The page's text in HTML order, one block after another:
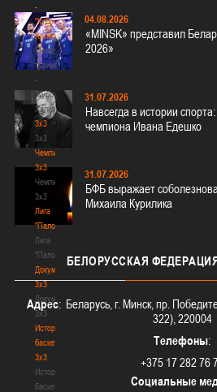
-
"Кубок
Халипского"
Международный
турнир
-
"Кубок
Халипского"
3x3
3x3
Чемпионат
3х3
Чемпионат
3х3
Лига
"Палова"
Лига
"Палова"
Документы
3х3
Документы
3х3
История
баскетбола
3х3
История
баскетбола
04.08.2026
«MINSK» представил
2026»
31.07.2026
Навсегда в истории
чемпиона Ивана Едешко
31.07.2026
БФБ выражает
Михаила Курилика
БЕЛОРУССКАЯ
Адрес: Беларусь, г. Минск, пр.
322), 220004
Телефоны:
+375 17 282 76
Социальные